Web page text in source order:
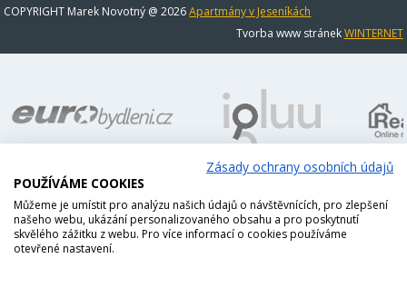
COPYRIGHT Marek Novotný @ 2026Apartmány v Jeseníkách
Tvorba www stránekWINTERNET
Zásady ochrany osobních údajů
POUŽÍVÁME COOKIES
Můžeme je umístit pro analýzu našich údajů o návštěvnících, pro zlepšení
našeho webu, ukázání personalizovaného obsahu a pro poskytnutí
skvělého zážitku z webu. Pro více informací o cookies používáme
otevřené nastavení.